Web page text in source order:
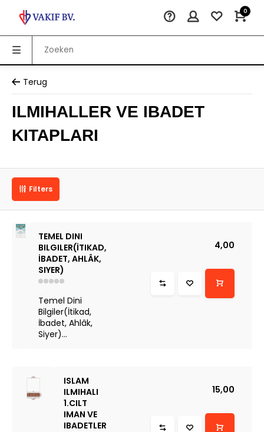
0
Terug
ILMIHALLER VE IBADET
KITAPLARI
Filters
TEMEL DINI
BILGILER(İTIKAD,
İBADET, AHLÂK,
SIYER)
Temel Dini
Bilgiler(İtikad,
İbadet, Ahlâk,
Siyer)...
4,00
ISLAM
ILMIHALI
1.CILT
IMAN VE
IBADETLER
15,00